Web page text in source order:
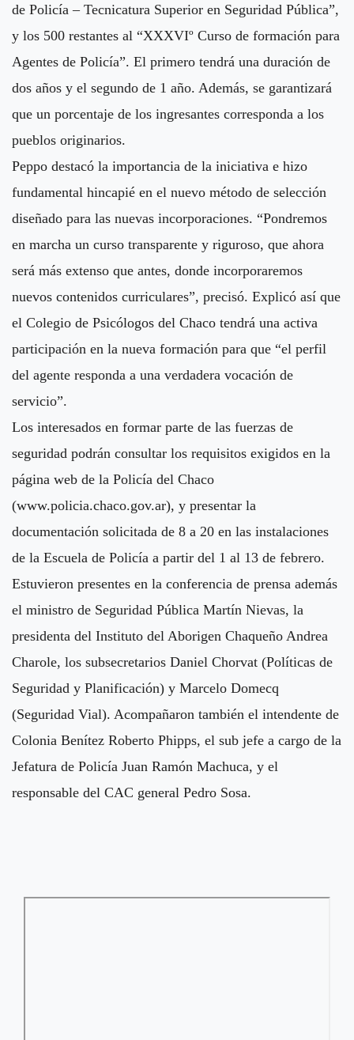
de Policía – Tecnicatura Superior en Seguridad Pública”,
y los 500 restantes al “XXXVIº Curso de formación para
Agentes de Policía”. El primero tendrá una duración de
dos años y el segundo de 1 año. Además, se garantizará
que un porcentaje de los ingresantes corresponda a los
pueblos originarios.
Peppo destacó la importancia de la iniciativa e hizo
fundamental hincapié en el nuevo método de selección
diseñado para las nuevas incorporaciones. “Pondremos
en marcha un curso transparente y riguroso, que ahora
será más extenso que antes, donde incorporaremos
nuevos contenidos curriculares”, precisó. Explicó así que
el Colegio de Psicólogos del Chaco tendrá una activa
participación en la nueva formación para que “el perfil
del agente responda a una verdadera vocación de
servicio”.
Los interesados en formar parte de las fuerzas de
seguridad podrán consultar los requisitos exigidos en la
página web de la Policía del Chaco
(www.policia.chaco.gov.ar), y presentar la
documentación solicitada de 8 a 20 en las instalaciones
de la Escuela de Policía a partir del 1 al 13 de febrero.
Estuvieron presentes en la conferencia de prensa además
el ministro de Seguridad Pública Martín Nievas, la
presidenta del Instituto del Aborigen Chaqueño Andrea
Charole, los subsecretarios Daniel Chorvat (Políticas de
Seguridad y Planificación) y Marcelo Domecq
(Seguridad Vial). Acompañaron también el intendente de
Colonia Benítez Roberto Phipps, el sub jefe a cargo de la
Jefatura de Policía Juan Ramón Machuca, y el
responsable del CAC general Pedro Sosa.